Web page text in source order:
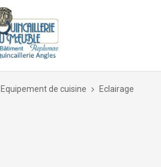
Equipement de cuisine Eclairage